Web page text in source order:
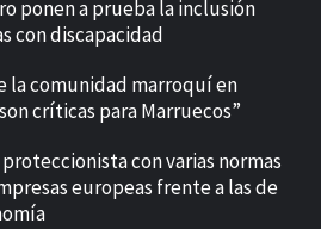
ponen a prueba la inclusión
con discapacidad
la comunidad marroquí en
críticas para Marruecos”
proteccionista con varias normas
europeas frente a las de